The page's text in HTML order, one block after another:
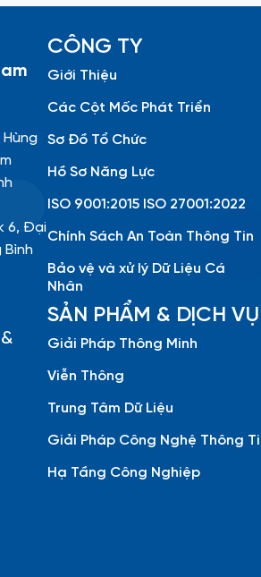
Hùng
6, Đại
Bình
CÔNG TY
Giới Thiệu
Các Cột Mốc Phát Triển
Sơ Đồ Tổ Chức
Hồ Sơ Năng Lực
ISO 9001:2015 ISO 27001:2022
Chính Sách An Toàn Thông Tin
Bảo vệ và xử lý Dữ Liệu Cá
Nhân
SẢN PHẨM & DỊCH VỤ
Giải Pháp Thông Minh
Viễn Thông
Trung Tâm Dữ Liệu
Giải Pháp Công Nghệ Thông
Hạ Tầng Công Nghiệp